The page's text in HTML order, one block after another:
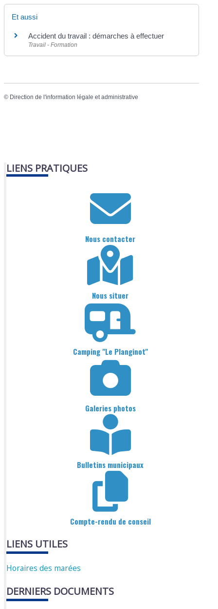
Et aussi
Accident du travail : démarches à effectuer
Travail - Formation
© Direction de l'information légale et administrative
LIENS PRATIQUES
Nous contacter
Nous situer
Camping "Le Planginot"
Galeries photos
Bulletins municipaux
Compte-rendu de conseil
LIENS UTILES
Horaires des marées
DERNIERS DOCUMENTS